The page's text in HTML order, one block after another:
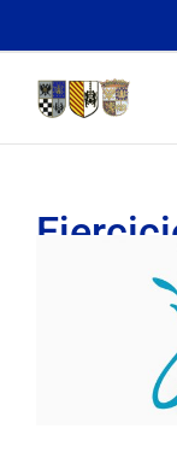
content